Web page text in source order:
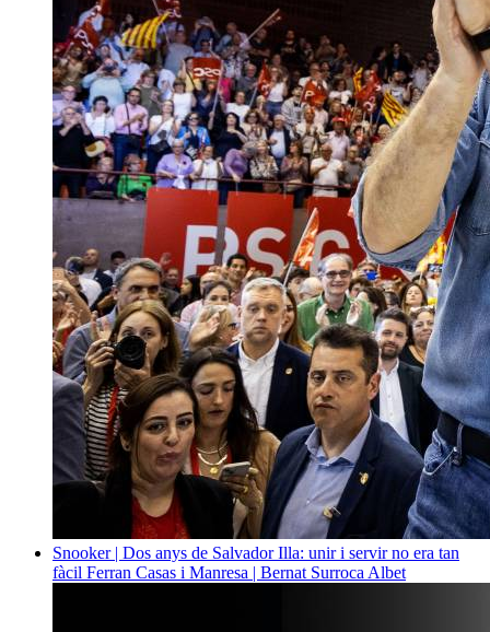
Snooker | Dos anys de Salvador Illa: unir i servir no era tan
fàcil Ferran Casas i Manresa | Bernat Surroca Albet